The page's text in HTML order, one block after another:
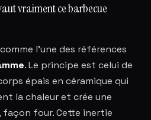
vraiment ce barbecue
l'une des références
. Le principe est celui de
épais en céramique qui
la chaleur et crée une
four. Cette inertie